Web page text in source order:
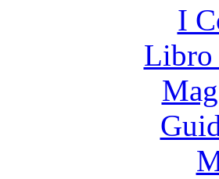
I
Libro